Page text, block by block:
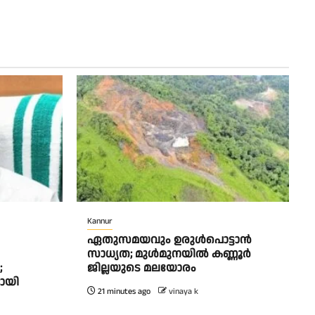
Kannur
ഏതുസമയവും ഉരുൾപൊട്ടാൻ
സാധ്യത; മുൾമുനയിൽ കണ്ണൂർ
ജില്ലയുടെ മലയോരം
21 minutes ago vinaya k